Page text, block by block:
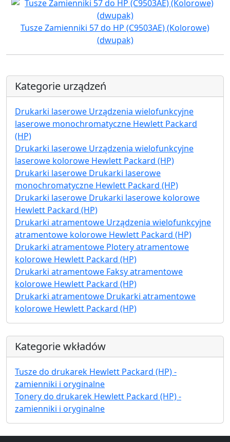
Tusze Zamienniki 57 do HP (C9503AE) (Kolorowe)
(dwupak)
Kategorie urządzeń
Drukarki laserowe Urządzenia wielofunkcyjne
laserowe monochromatyczne Hewlett Packard
(HP)
Drukarki laserowe Urządzenia wielofunkcyjne
laserowe kolorowe Hewlett Packard (HP)
Drukarki laserowe Drukarki laserowe
monochromatyczne Hewlett Packard (HP)
Drukarki laserowe Drukarki laserowe kolorowe
Hewlett Packard (HP)
Drukarki atramentowe Urządzenia wielofunkcyjne
atramentowe kolorowe Hewlett Packard (HP)
Drukarki atramentowe Plotery atramentowe
kolorowe Hewlett Packard (HP)
Drukarki atramentowe Faksy atramentowe
kolorowe Hewlett Packard (HP)
Drukarki atramentowe Drukarki atramentowe
kolorowe Hewlett Packard (HP)
Kategorie wkładów
Tusze do drukarek Hewlett Packard (HP) -
zamienniki i oryginalne
Tonery do drukarek Hewlett Packard (HP) -
zamienniki i oryginalne